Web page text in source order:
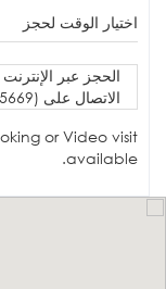
اختيار الوقت لحجز
الحجز عبر
الاتصال على (03/775669) لتحديد موعد!
or Video visit
available.